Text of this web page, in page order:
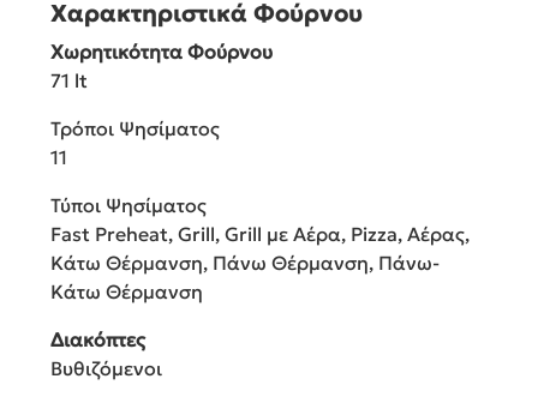
Χαρακτηριστικά Φούρνου
Χωρητικότητα Φούρνου
71 lt
Τρόποι Ψησίματος
11
Τύποι Ψησίματος
Fast Preheat, Grill, Grill με Αέρα, Pizza, Αέρας,
Κάτω Θέρμανση, Πάνω Θέρμανση, Πάνω-
Κάτω Θέρμανση
Διακόπτες
Βυθιζόμενοι